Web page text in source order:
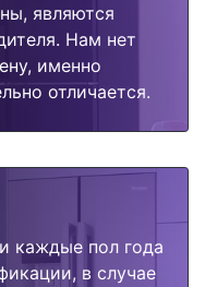
являются
Нам нет
именно
отличается.
каждые пол года
в случае